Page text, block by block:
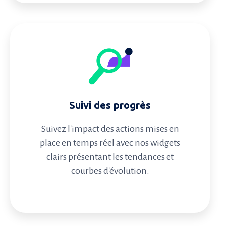
Suivi des progrès
Suivez l'impact des actions mises en
place en temps réel avec nos widgets
clairs présentant les tendances et
courbes d'évolution.